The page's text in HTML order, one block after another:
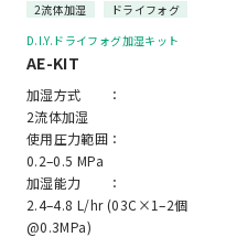
2流体加湿
ドライフォグ
D.I.Y.ドライフォグ加湿キット
AE-KIT
加湿方式 ：
2流体加湿
使用圧力範囲：
0.2–0.5 MPa
加湿能力 ：
2.4–4.8 L/hr (03C×1–2個
@0.3MPa)